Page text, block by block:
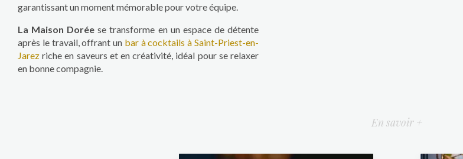
garantissant un moment mémorable pour votre équipe.
La Maison Dorée se transforme en un espace de détente
après le travail, offrant un bar à cocktails à Saint-Priest-en-
Jarez riche en saveurs et en créativité, idéal pour se relaxer
en bonne compagnie.
En savoir +